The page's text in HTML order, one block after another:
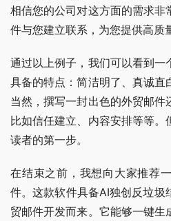
相信您的公司对这方面的需求非
件与您建立联系，为您提供高质
通过以上例子，我们可以看到一
具备的特点：简洁明了、真诚直
当然，撰写一封出色的外贸邮件
比如信任建立、内容安排等等。
读者的第一步。
在结束之前，我想向大家推荐
件。这款软件具备AI独创反垃圾
贸邮件开发而来。它能够一键生